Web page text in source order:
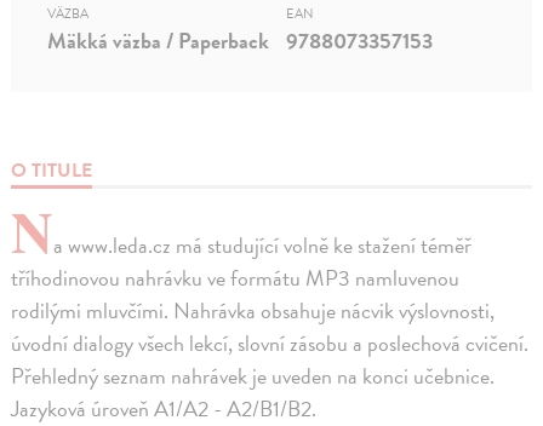
O TITULE
Na www.leda.cz má studující volně ke stažení téměř
tříhodinovou nahrávku ve formátu MP3 namluvenou
rodilými mluvčími. Nahrávka obsahuje nácvik výslovnosti,
úvodní dialogy všech lekcí, slovní zásobu a poslechová cvičení.
Přehledný seznam nahrávek je uveden na konci učebnice.
Jazyková úroveň A1/A2 - A2/B1/B2.
VÄZBA
Mäkká väzba / Paperback
EAN
9788073357153